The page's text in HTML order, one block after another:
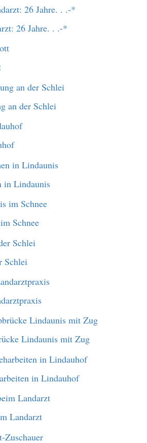
26 Jahre. . .-*
an der Schlei
in Lindaunis
Schnee
Schlei
Lindaunis mit Zug
in Lindauhof
Landarzt